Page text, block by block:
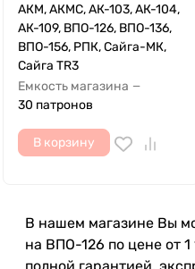
АКМ, АКМС, АК-103, АК-104,
АК-109, ВПО-126, ВПО-136,
ВПО-156, РПК, Сайга-МК,
Сайга TR3
Емкость магазина —
30 патронов
В корзину
В нашем магазине Вы
на ВПО-126 по цене от